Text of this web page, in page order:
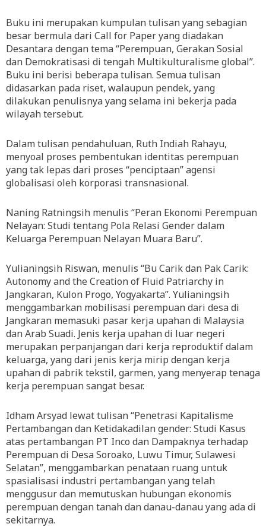
Buku ini merupakan kumpulan tulisan yang sebagian
besar bermula dari Call for Paper yang diadakan
Desantara dengan tema “Perempuan, Gerakan Sosial
dan Demokratisasi di tengah Multikulturalisme global”.
Buku ini berisi beberapa tulisan. Semua tulisan
didasarkan pada riset, walaupun pendek, yang
dilakukan penulisnya yang selama ini bekerja pada
wilayah tersebut.
Dalam tulisan pendahuluan, Ruth Indiah Rahayu,
menyoal proses pembentukan identitas perempuan
yang tak lepas dari proses “penciptaan” agensi
globalisasi oleh korporasi transnasional.
Naning Ratningsih menulis “Peran Ekonomi Perempuan
Nelayan: Studi tentang Pola Relasi Gender dalam
Keluarga Perempuan Nelayan Muara Baru”.
Yulianingsih Riswan, menulis “Bu Carik dan Pak Carik:
Autonomy and the Creation of Fluid Patriarchy in
Jangkaran, Kulon Progo, Yogyakarta”. Yulianingsih
menggambarkan mobilisasi perempuan dari desa di
Jangkaran memasuki pasar kerja upahan di Malaysia
dan Arab Suadi. Jenis kerja upahan di luar negeri
merupakan perpanjangan dari kerja reproduktif dalam
keluarga, yang dari jenis kerja mirip dengan kerja
upahan di pabrik tekstil, garmen, yang menyerap tenaga
kerja perempuan sangat besar.
Idham Arsyad lewat tulisan “Penetrasi Kapitalisme
Pertambangan dan Ketidakadilan gender: Studi Kasus
atas pertambangan PT Inco dan Dampaknya terhadap
Perempuan di Desa Soroako, Luwu Timur, Sulawesi
Selatan”, menggambarkan penataan ruang untuk
spasialisasi industri pertambangan yang telah
menggusur dan memutuskan hubungan ekonomis
perempuan dengan tanah dan danau-danau yang ada di
sekitarnya.